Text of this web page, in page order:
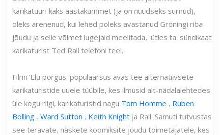
karikatuuri kaks aastakümmet (ja on nüüdseks surnud),
oleks arenenud, kui lehed poleks avastanud Gröningi riba
jõudu ja selle võimet lugejaid meelitada,' ütles ta. sündikaat
karikaturist Ted Rall telefoni teel.
Filmi 'Elu põrgus' populaarsus avas tee alternatiivsete
karikaturistide uuele tüübile, kes ilmusid alt-nädalalehtedes
üle kogu riigi, karikaturistid nagu Tom Homme , Ruben
Bolling , Ward Sutton , Keith Knight ja Rall. Samuti tutvustas
see teravate, näskete koomiksite jõudu toimetajatele, kes